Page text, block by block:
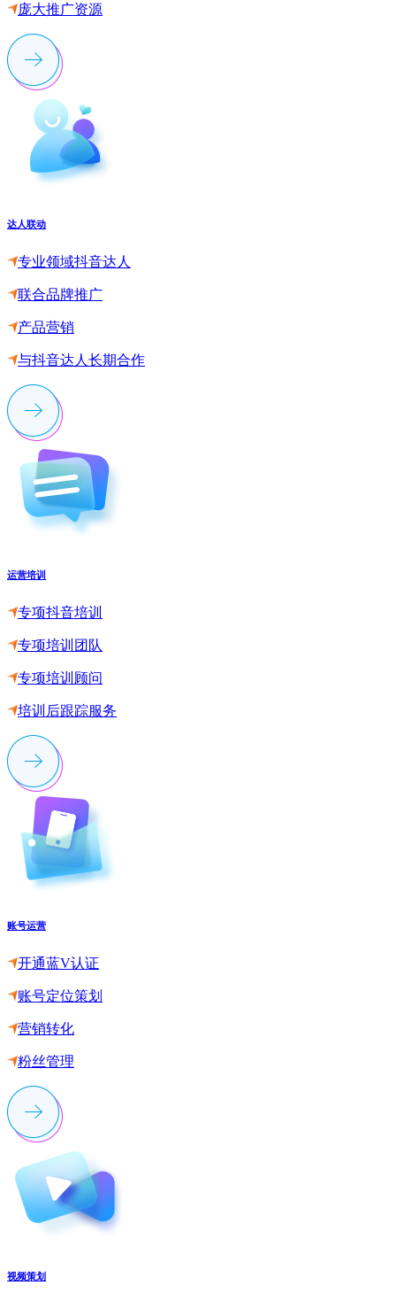
庞大推广资源
达人联动
专业领域抖音达人
联合品牌推广
产品营销
与抖音达人长期合作
运营培训
专项抖音培训
专项培训团队
专项培训顾问
培训后跟踪服务
账号运营
开通蓝V认证
账号定位策划
营销转化
粉丝管理
视频策划